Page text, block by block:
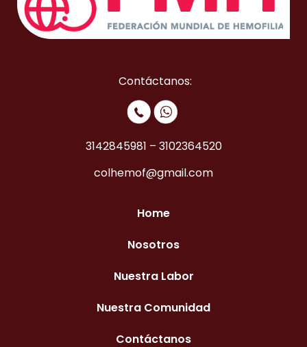
Contáctanos:
3142845981 – 3102364520
colhemof@gmail.com
Home
Nosotros
Nuestra Labor
Nuestra Comunidad
Contáctanos